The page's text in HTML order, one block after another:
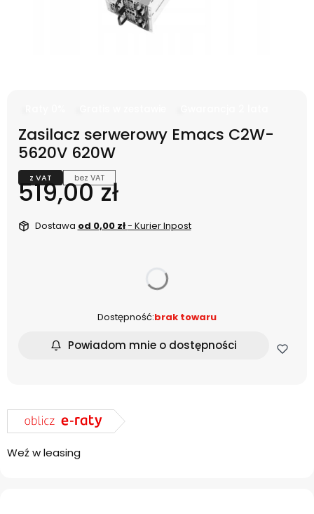
Zasilacz serwerowy Emacs C2W-
5620V 620W
z VAT bez VAT
Cena
519,00 zł
Dostawa od 0,00 zł- Kurier Inpost
Dostępność:brak towaru
Powiadom mnie o dostępności
Weź w leasing